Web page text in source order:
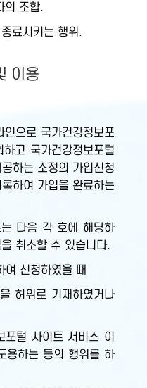
의 조합.
료시키는 행위.
이용
으로 국가건강정보포
고 국가건강정보포털
하는 소정의 가입신청
하여 가입을 완료하는
다음 각 호에 해당하
취소할 수 있습니다.
여 신청하였을 때
허위로 기재하였거나
털 사이트 서비스 이
용하는 등의 행위를 하